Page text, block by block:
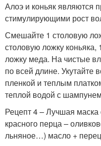
Алоэ и коньяк являются
стимулирующими рост
Смешайте 1 столовую
столовую ложку
ложку меда. На чистые
по всей длине. Укутайте
пленкой и теплым
теплой водой с
Рецепт 4 – Лучшая
красного перца –
льняное…) масло +